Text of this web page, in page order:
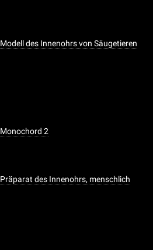
Modell des Innenohrs von Säugetieren
Monochord 2
Präparat des Innenohrs, menschlich